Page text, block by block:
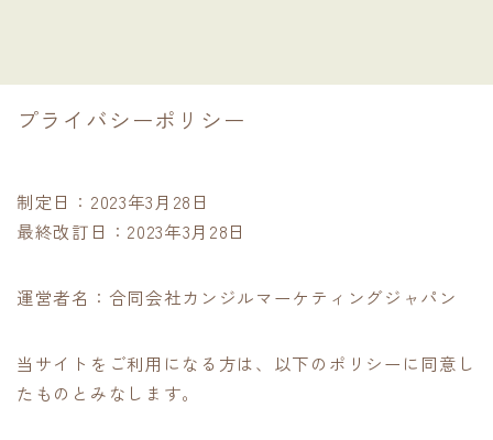
プライバシーポリシー
制定日：2023年3月28日
最終改訂日：2023年3月28日
運営者名：合同会社カンジルマーケティングジャパン
当サイトをご利用になる方は、以下のポリシーに同意し
たものとみなします。